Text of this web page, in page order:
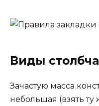
Виды
Зачастую масса
небольшая (взять ту